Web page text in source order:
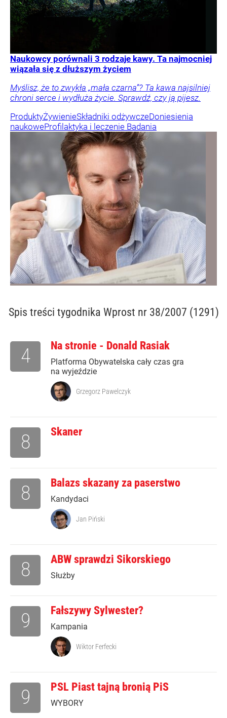
Naukowcy porównali 3 rodzaje kawy. Ta najmocniej
wiązała się z dłuższym życiem
Myślisz, że to zwykła „mała czarna”? Ta kawa najsilniej
chroni serce i wydłuża życie. Sprawdź, czy ją pijesz.
ProduktyŻywienieSkładniki odżywczeDoniesienia
naukoweProfilaktyka i leczenie Badania
Spis treści tygodnika Wprost nr 38/2007 (1291)
Na stronie - Donald Rasiak
Platforma Obywatelska cały czas gra
na wyjeździe
4
Grzegorz Pawelczyk
Skaner
8
Balazs skazany za paserstwo
Kandydaci
8
Jan Piński
ABW sprawdzi Sikorskiego
Służby
8
Fałszywy Sylwester?
Kampania
9
Wiktor Ferfecki
PSL Piast tajną bronią PiS
WYBORY
9